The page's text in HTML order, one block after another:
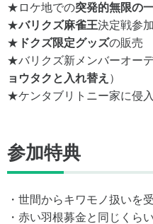
★ロケ地での突発的無限の
★バリクズ麻雀王決定戦参
★ ドクズ限定グッズの販売
★バリクズ新メンバーオー
ョウタクと入れ替え ）
★ケンタブリトニー家に侵
参加特典
・世間からキワモノ扱いを
・赤い羽根募金と同じくら